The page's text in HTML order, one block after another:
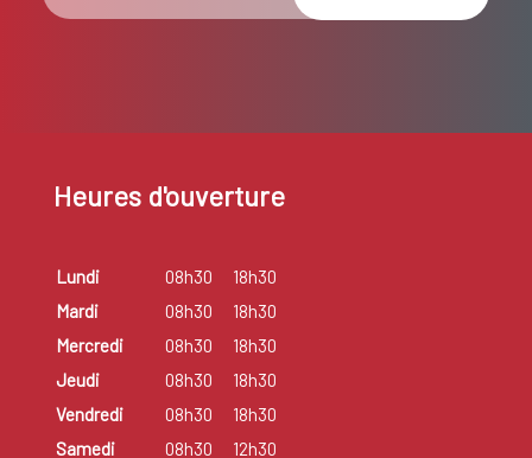
Heures d'ouverture
Lundi 08h30
18h30
Mardi
08h30
18h30
Mercredi
08h30
18h30
Jeudi
08h30
18h30
Vendredi
08h30
18h30
Samedi
08h30
12h30